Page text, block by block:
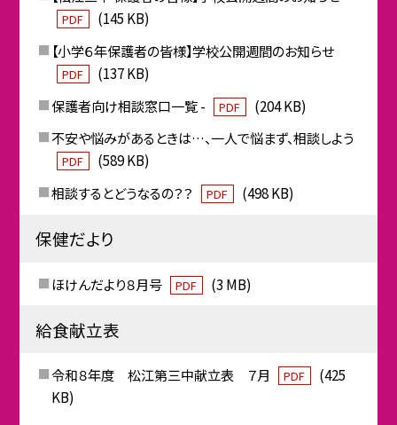
PDF
(145 KB)
【小学６年保護者の皆様】学校公開週間のお知らせ
PDF
(137 KB)
保護者向け相談窓口一覧 -
PDF
(204 KB)
不安や悩みがあるときは…、一人で悩まず、相談しよう
PDF
(589 KB)
相談するとどうなるの？？
PDF (498 KB)
保健だより
ほけんだより８月号 PDF (3 MB)
給食献立表
令和８年度 松江第三中献立表 ７月 PDF
(425
KB)